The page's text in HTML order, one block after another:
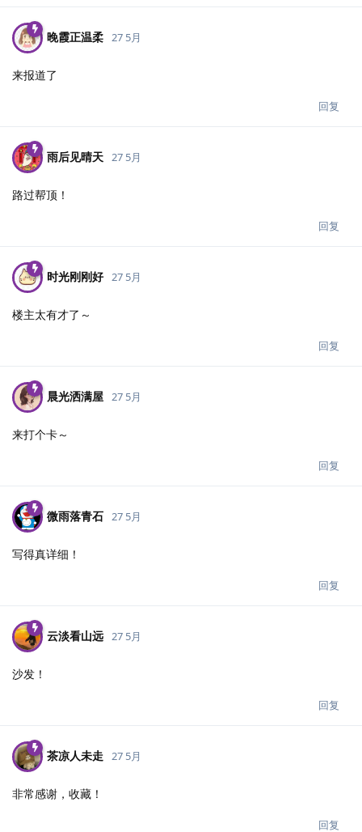
晚霞正温柔 27 5月
来报道了
回复
雨后见晴天 27 5月
路过帮顶！
回复
时光刚刚好 27 5月
楼主太有才了～
回复
晨光洒满屋 27 5月
来打个卡～
回复
微雨落青石 27 5月
写得真详细！
回复
云淡看山远 27 5月
沙发！
回复
茶凉人未走 27 5月
非常感谢，收藏！
回复